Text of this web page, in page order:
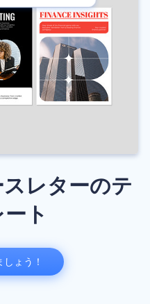
レターのテ
ト
ょう！